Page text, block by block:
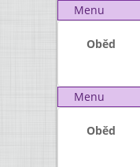
Menu
Oběd
Menu
Oběd